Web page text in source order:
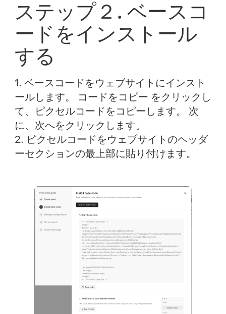
ステップ２. ベースコ
ードをインストール
する
1. ベースコードをウェブサイトにインスト
ールします。
コードをコピー をクリックし
て、ピクセルコードをコピーします。
次
に、 次へをクリックします。
2. ピクセルコードをウェブサイトのヘッダ
ーセクションの最上部に貼り付けます。